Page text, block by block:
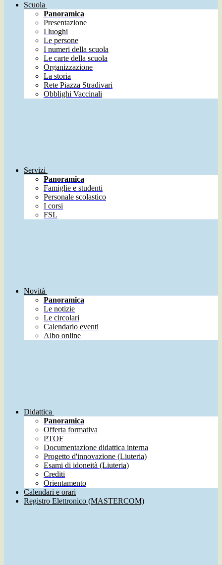
Scuola
Panoramica
Presentazione
I luoghi
Le persone
I numeri della scuola
Le carte della scuola
Organizzazione
La storia
Rete Piazza Stradivari
Obblighi Vaccinali
Servizi
Panoramica
Famiglie e studenti
Personale scolastico
I corsi
FSL
Novità
Panoramica
Le notizie
Le circolari
Calendario eventi
Albo online
Didattica
Panoramica
Offerta formativa
PTOF
Documentazione didattica interna
Progetto d'innovazione (Liuteria)
Esami di idoneità (Liuteria)
Crediti
Orientamento
Calendari e orari
Registro Elettronico (MASTERCOM)